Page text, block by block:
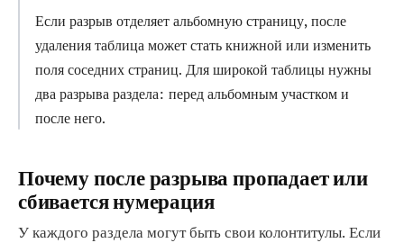
Если разрыв отделяет альбомную страницу, после
удаления таблица может стать книжной или изменить
поля соседних страниц. Для широкой таблицы нужны
два разрыва раздела: перед альбомным участком и
после него.
Почему после разрыва пропадает или
сбивается нумерация
У каждого раздела могут быть свои колонтитулы. Если